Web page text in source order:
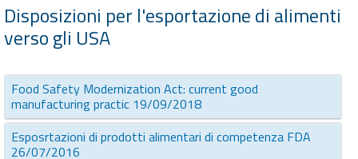
Disposizioni per l'esportazione di alimenti
verso gli USA
Food Safety Modernization Act: current good
manufacturing practic 19/09/2018
Esposrtazioni di prodotti alimentari di competenza FDA
26/07/2016